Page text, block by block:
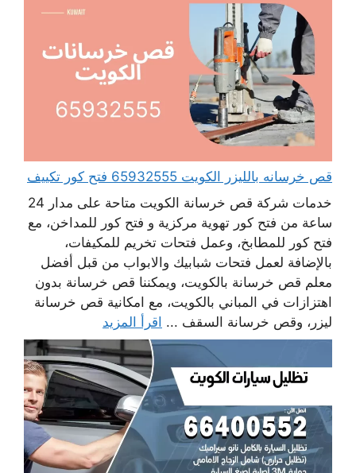
قص خرسانه بالليزر الكويت 65932555 فتح كور تكييف
خدمات شركة قص خرسانة الكويت متاحة على مدار 24
ساعة من فتح كور تهوية مركزية و فتح كور للمداخن، مع
فتح كور للمطابخ، وعمل فتحات تخريم للمكيفات،
بالإضافة لعمل فتحات شبابيك والابواب من قبل أفضل
معلم قص خرسانة بالكويت، ويمكننا قص خرسانة بدون
اهتزازات في المباني بالكويت، مع امكانية قص خرسانة
ليزر، وقص خرسانة السقف ... اقرأ المزيد